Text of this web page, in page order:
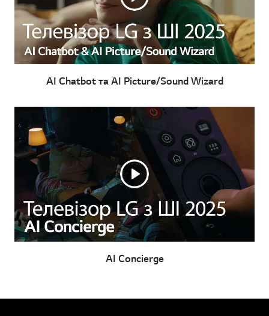
AI Chatbot та AI Picture/Sound Wizard
AI Concierge